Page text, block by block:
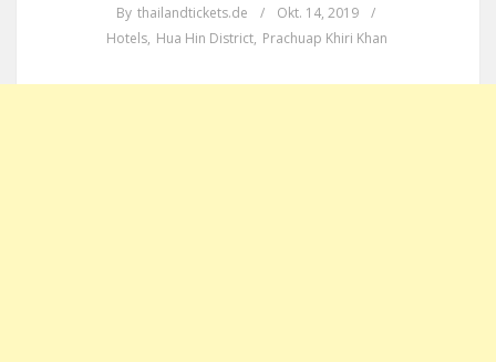
By thailandtickets.de / Okt. 14, 2019
/
Hotels, Hua Hin District, Prachuap Khiri Khan